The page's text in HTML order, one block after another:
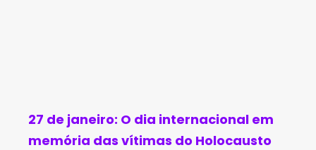
27 de janeiro: O dia internacional em
memória das vítimas do Holocausto